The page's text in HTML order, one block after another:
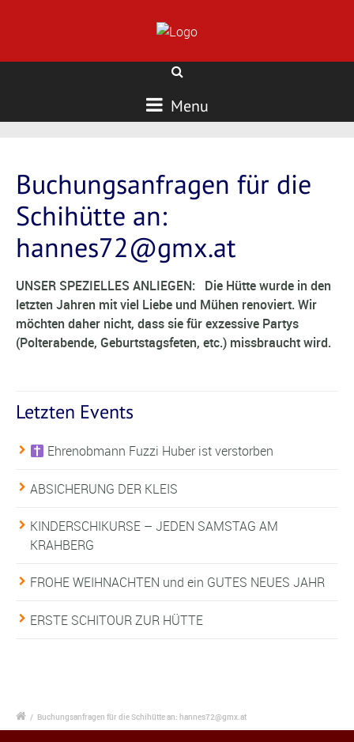
Menu
Buchungsanfragen für die
Schihütte an:
hannes72@gmx.at
UNSER SPEZIELLES ANLIEGEN: Die Hütte wurde in den
letzten Jahren mit viel Liebe und Mühen renoviert. Wir
möchten daher nicht, dass sie für exzessive Partys
(Polterabende, Geburtstagsfeten, etc.) missbraucht wird.
Letzten Events
Ehrenobmann Fuzzi Huber ist verstorben
ABSICHERUNG DER KLEIS
KINDERSCHIKURSE – JEDEN SAMSTAG AM
KRAHBERG
FROHE WEIHNACHTEN und ein GUTES NEUES JAHR
ERSTE SCHITOUR ZUR HÜTTE
/ Buchungsanfragen für die Schihütte an: hannes72@gmx.at